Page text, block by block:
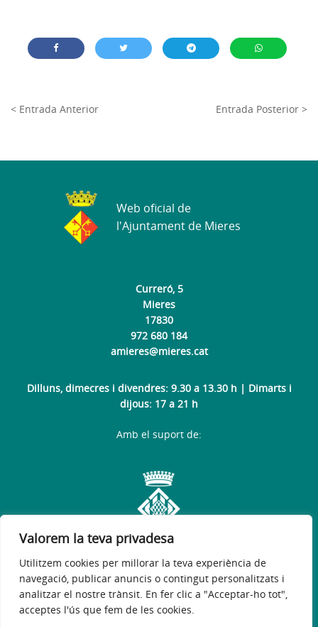
Valorem la teva privadesa
Utilitzem cookies per millorar la teva experiència de
navegació, publicar anuncis o contingut personalitzats i
analitzar el nostre trànsit. En fer clic a "Acceptar-ho tot",
acceptes l'ús que fem de les cookies.
< Entrada Anterior Entrada Posterior >
Curreró, 5
Mieres
17830
972 680 184
amieres@mieres.cat
Dilluns, dimecres i divendres: 9.30 a 13.30 h | Dimarts i
dijous: 17 a 21 h
Web oficial de
l'Ajuntament de Mieres
Avís legal Política de privacitat
Amb el suport de: